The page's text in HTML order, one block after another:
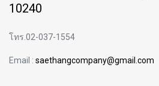
10240
โทร.02-037-1554
Email : saethangcompany@gmail.com